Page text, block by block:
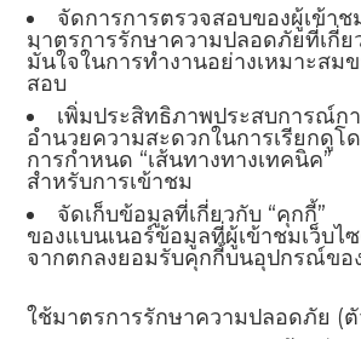
จัดการการตรวจสอบของผู้เข้าช
มาตรการรักษาความปลอดภัยที่เกี่ย
มั่นใจในการทำงานอย่างเหมาะสม
สอบ
เพิ่มประสิทธิภาพประสบการณ์ก
อำนวยความสะดวกในการเรียกดูโ
การกำหนด “เส้นทางทางเทคนิค”
สำหรับการเข้าชม
จัดเก็บข้อมูลที่เกี่ยวกับ “คุกกี้”
ของแบนเนอร์ข้อมูลที่ผู้เข้าชมเว็บไ
จากตกลงยอมรับคุกกี้บนอุปกรณ์ขอ
ใช้มาตรการรักษาความปลอดภัย (ตั